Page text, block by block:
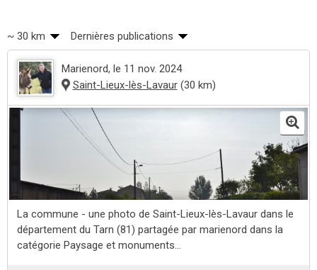
~ 30 km Dernières publications
Marienord, le 11 nov. 2024
Saint-Lieux-lès-Lavaur(30 km)
La commune - une photo de Saint-Lieux-lès-Lavaur dans le
département du Tarn (81) partagée par marienord dans la
catégorie Paysage et monuments...